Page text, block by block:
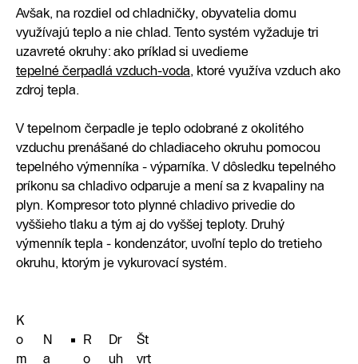
Avšak, na rozdiel od chladničky, obyvatelia domu
využívajú teplo a nie chlad. Tento systém vyžaduje tri
uzavreté okruhy: ako príklad si uvedieme
tepelné čerpadlá vzduch-voda, ktoré využíva vzduch ako
zdroj tepla.
V tepelnom čerpadle je teplo odobrané z okolitého
vzduchu prenášané do chladiaceho okruhu pomocou
tepelného výmenníka - výparníka. V dôsledku tepelného
príkonu sa chladivo odparuje a mení sa z kvapaliny na
plyn. Kompresor toto plynné chladivo privedie do
vyššieho tlaku a tým aj do vyššej teploty. Druhý
výmenník tepla - kondenzátor, uvoľní teplo do tretieho
okruhu, ktorým je vykurovací systém.
K
o
m
N
a
R
o
Dr
uh
Št
vrt